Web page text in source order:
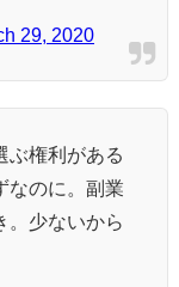
29, 2020
ぶ権利がある
なのに。副業
。少ないから